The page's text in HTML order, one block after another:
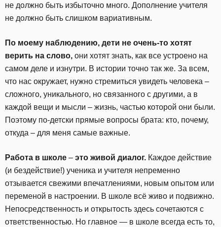
не должно быть избыточно много. Дополнение учителя
не должно быть слишком вариативным.
По моему наблюдению, дети не очень-то хотят
верить на слово, они хотят знать, как все устроено на
самом деле и изнутри. В истории точно так же. За всем,
что нас окружает, нужно стремиться увидеть человека –
сложного, уникального, но связанного с другими, а в
каждой вещи и мысли – жизнь, частью которой они были.
Поэтому по-детски прямые вопросы брата: кто, почему,
откуда – для меня самые важные.
Работа в школе – это живой диалог. Каждое действие
(и бездействие!) ученика и учителя непременно
отзывается свежими впечатлениями, новым опытом или
переменой в настроении. В школе всё живо и подвижно.
Непосредственность и открытость здесь сочетаются с
ответственностью. Но главное — в школе всегда есть то,